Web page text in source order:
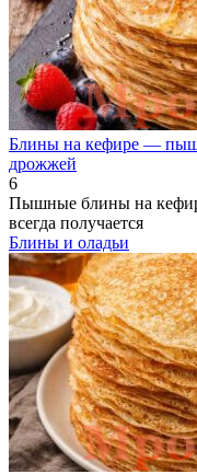
Блины на кефире —
дрожжей
6
Пышные блины на
всегда получается
Блины и оладьи